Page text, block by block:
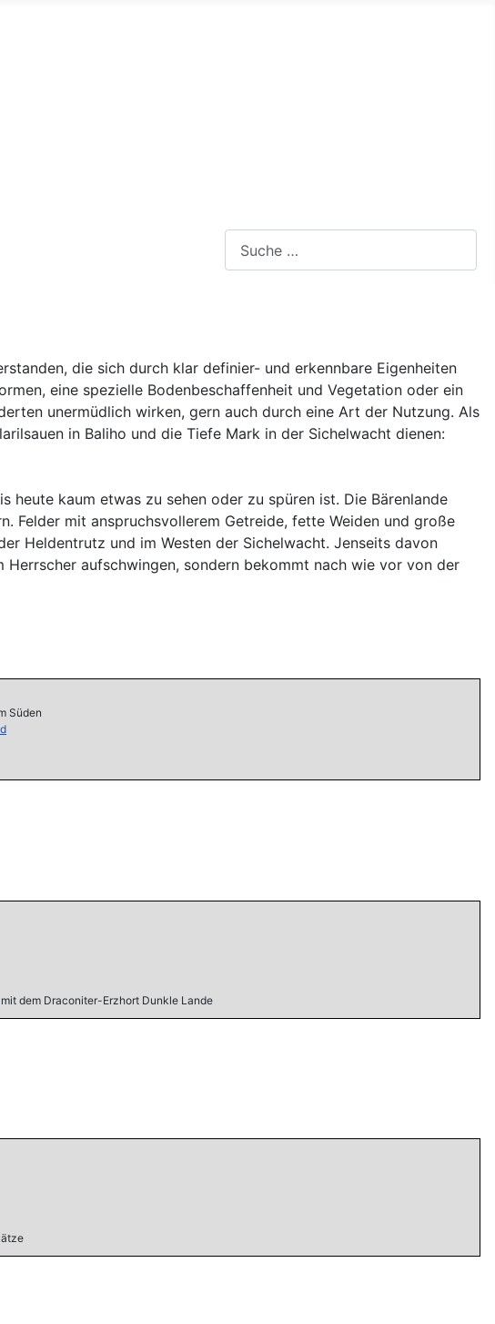
die sich durch klar definier- und erkennbare Eigenheiten
eine spezielle Bodenbeschaffenheit und Vegetation oder ein
unermüdlich wirken, gern auch durch eine Art der Nutzung. Als
in Baliho und die Tiefe Mark in der Sichelwacht dienen:
heute kaum etwas zu sehen oder zu spüren ist. Die Bärenlande
Felder mit anspruchsvollerem Getreide, fette Weiden und große
Heldentrutz und im Westen der Sichelwacht. Jenseits davon
aufschwingen, sondern bekommt nach wie vor von der
Süden
mit dem Draconiter-Erzhort Dunkle Lande